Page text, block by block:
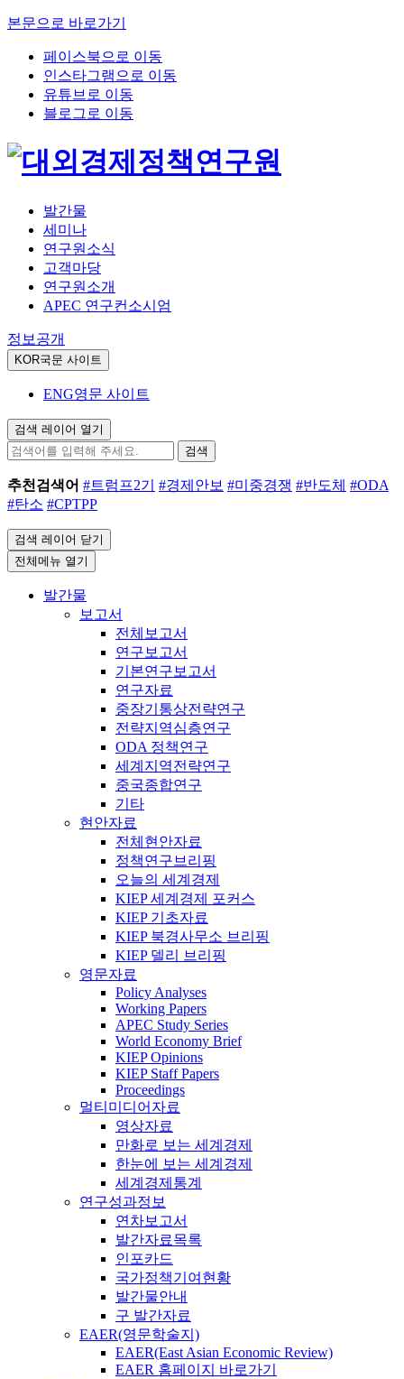
본문으로 바로가기
페이스북으로 이동
인스타그램으로 이동
유튜브로 이동
블로그로 이동
발간물
세미나
연구원소식
고객마당
연구원소개
APEC 연구컨소시엄
정보공개
KOR국문 사이트
ENG영문 사이트
검색 레이어 열기
검색
추천검색어 #트럼프2기 #경제안보 #미중경쟁 #반도체 #ODA
#탄소 #CPTPP
검색 레이어 닫기
전체메뉴 열기
발간물
보고서
전체보고서
연구보고서
기본연구보고서
연구자료
중장기통상전략연구
전략지역심층연구
ODA 정책연구
세계지역전략연구
중국종합연구
기타
현안자료
전체현안자료
정책연구브리핑
오늘의 세계경제
KIEP 세계경제 포커스
KIEP 기초자료
KIEP 북경사무소 브리핑
KIEP 델리 브리핑
영문자료
Policy Analyses
Working Papers
APEC Study Series
World Economy Brief
KIEP Opinions
KIEP Staff Papers
Proceedings
멀티미디어자료
영상자료
만화로 보는 세계경제
한눈에 보는 세계경제
세계경제통계
연구성과정보
연차보고서
발간자료목록
인포카드
국가정책기여현황
발간물안내
구 발간자료
EAER(영문학술지)
EAER(East Asian Economic Review)
EAER 홈페이지 바로가기